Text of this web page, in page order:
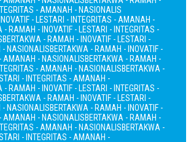
- AMANAH - NASIONALIS
- LESTARI - INTEGRITAS - AMANAH -
- RAMAH - INOVATIF - LESTARI - INTEGRITAS -
BERTAKWA - RAMAH - INOVATIF - LESTARI -
- NASIONALISBERTAKWA - RAMAH - INOVATIF -
AMANAH - NASIONALISBERTAKWA - RAMAH -
- AMANAH - NASIONALISBERTAKWA -
- INTEGRITAS - AMANAH -
- RAMAH - INOVATIF - LESTARI - INTEGRITAS -
BERTAKWA - RAMAH - INOVATIF - LESTARI -
- NASIONALISBERTAKWA - RAMAH - INOVATIF -
AMANAH - NASIONALISBERTAKWA - RAMAH -
- AMANAH - NASIONALISBERTAKWA -
- INTEGRITAS - AMANAH -